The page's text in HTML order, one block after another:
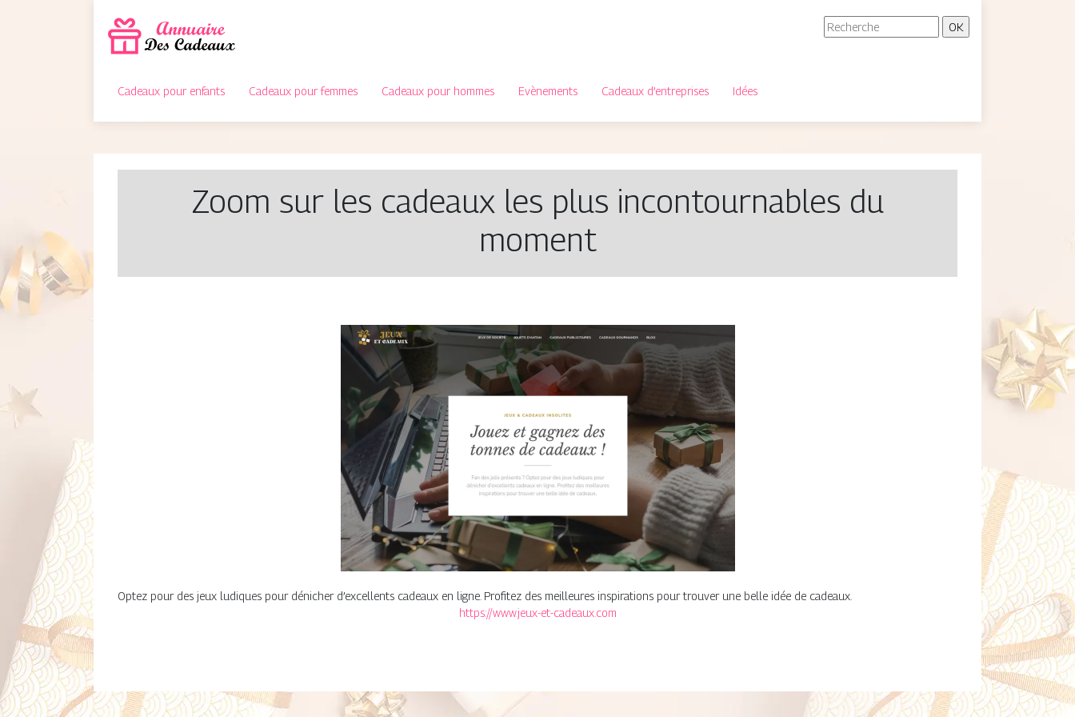
Cadeaux pour enfants Cadeaux pour femmes Cadeaux pour hommes Evènements Cadeaux d’entreprises Idées
Zoom sur les cadeaux les plus incontournables du
moment
Optez pour des jeux ludiques pour dénicher d’excellents cadeaux en ligne. Profitez des meilleures inspirations pour trouver une belle idée de cadeaux.
https://www.jeux-et-cadeaux.com